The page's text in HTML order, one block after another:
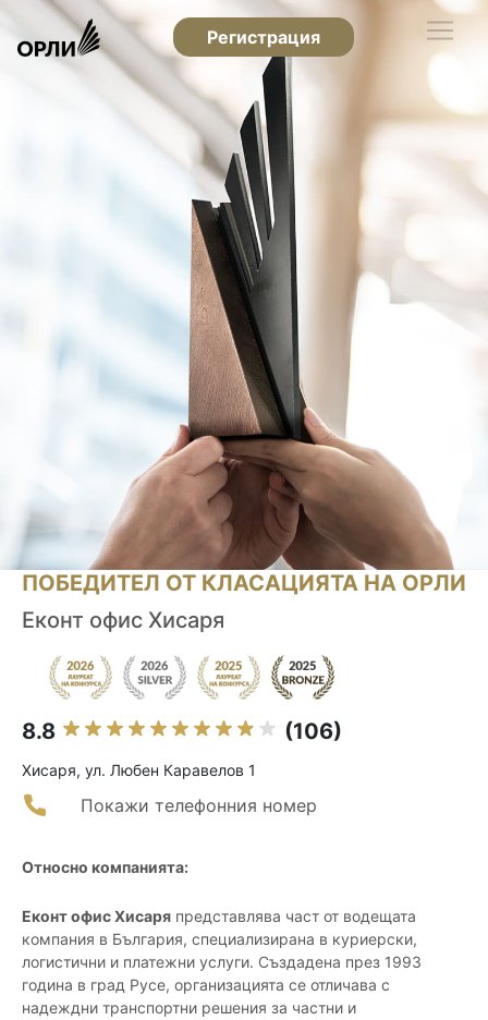
Регистрация
ПОБЕДИТЕЛ ОТ КЛАСАЦИЯТА НА ОРЛИ
Еконт офис Хисаря
8.8 (106)
Хисаря, ул. Любен Каравелов 1
Покажи телефонния номер
Относно компанията:
Еконт офис Хисаря представлява част от водещата
компания в България, специализирана в куриерски,
логистични и платежни услуги. Създадена през 1993
година в град Русе, организацията се отличава с
надеждни транспортни решения за частни и